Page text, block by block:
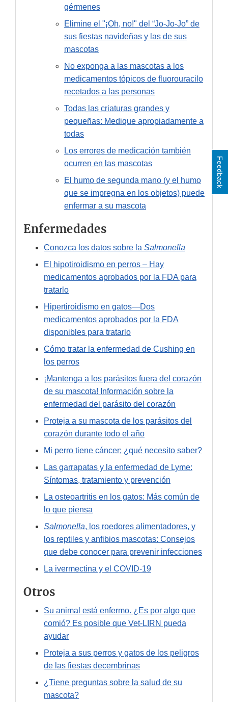
gérmenes
Elimine el "¡Oh, no!" del “Jo-Jo-Jo” de
sus fiestas navideñas y las de sus
mascotas
No exponga a las mascotas a los
medicamentos tópicos de fluorouracilo
recetados a las personas
Todas las criaturas grandes y
pequeñas: Medique apropiadamente a
todas
Los errores de medicación también
ocurren en las mascotas
El humo de segunda mano (y el humo
que se impregna en los objetos) puede
enfermar a su mascota
Enfermedades
Conozca los datos sobre la Salmonella
El hipotiroidismo en perros – Hay
medicamentos aprobados por la FDA para
tratarlo
Hipertiroidismo en gatos—Dos
medicamentos aprobados por la FDA
disponibles para tratarlo
Cómo tratar la enfermedad de Cushing en
los perros
¡Mantenga a los parásitos fuera del corazón
de su mascota! Información sobre la
enfermedad del parásito del corazón
Proteja a su mascota de los parásitos del
corazón durante todo el año
Mi perro tiene cáncer; ¿qué necesito saber?
Las garrapatas y la enfermedad de Lyme:
Síntomas, tratamiento y prevención
La osteoartritis en los gatos: Más común de
lo que piensa
Salmonella, los roedores alimentadores, y
los reptiles y anfibios mascotas: Consejos
que debe conocer para prevenir infecciones
La ivermectina y el COVID-19
Otros
Su animal está enfermo. ¿Es por algo que
comió? Es posible que Vet-LIRN pueda
ayudar
Proteja a sus perros y gatos de los peligros
de las fiestas decembrinas
¿Tiene preguntas sobre la salud de su
mascota?
Feedback